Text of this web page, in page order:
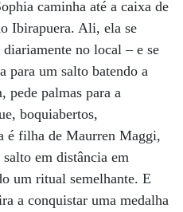
caminha até a caixa de
Ibirapuera. Ali, ela se
no local – e se
para um salto batendo a
pede palmas para a
boquiabertos,
é filha de Maurren Maggi,
em distância em
um ritual semelhante. E
a conquistar uma medalha